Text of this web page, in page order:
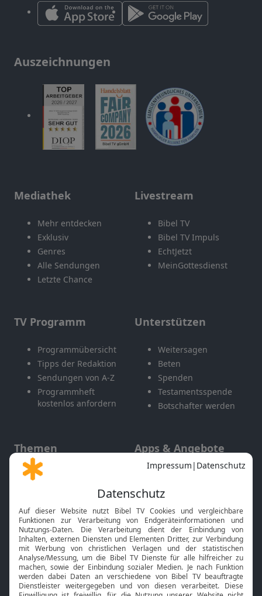
Auszeichnungen
Mediathek
Mehr entdecken
Exklusiv
Genres
Alle Sendungen
Letzte Chance
Livestream
Bibel TV
Bibel TV Impuls
EchtJetzt
MeinGottesdienst
TV Programm
Programmübersicht
Tipps der Redaktion
Sendungen von A-Z
Programmheft
kostenlos anfordern
Unterstützen
Weitersagen
Beten
Spenden
Testamentsspende
Botschafter werden
Themen
Gott und Bibel erklärt
Neuigkeiten
Apps & Angebote
Mobile App
Smart TV
HbbTV
Bibelthek Online-Bibel
Nächster Gottesdienst